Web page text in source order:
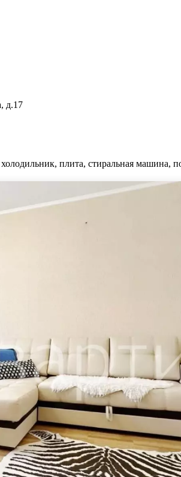
д.17
плита, стиральная машина,